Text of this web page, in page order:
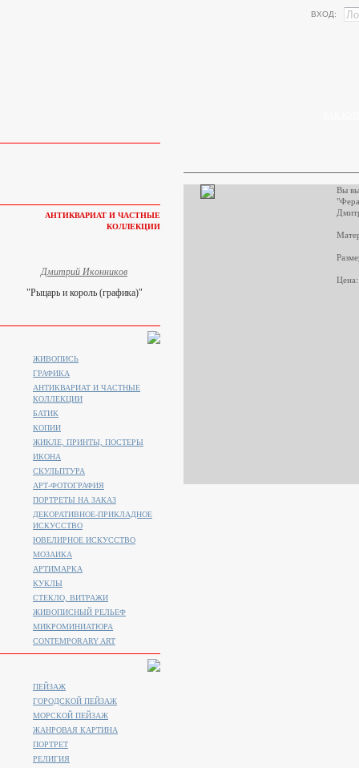
ВХОД:
Вы
АНТИКВАРИАТ И ЧАСТНЫЕ
КОЛЛЕКЦИИ
Дмитрий Иконников
"Рыцарь и король (графика)"
ЖИВОПИСЬ
ГРАФИКА
АНТИКВАРИАТ И ЧАСТНЫЕ
КОЛЛЕКЦИИ
БАТИК
КОПИИ
ЖИКЛЕ, ПРИНТЫ, ПОСТЕРЫ
ИКОНА
СКУЛЬПТУРА
АРТ-ФОТОГРАФИЯ
ПОРТРЕТЫ НА ЗАКАЗ
ДЕКОРАТИВНОЕ-ПРИКЛАДНОЕ
ИСКУССТВО
ЮВЕЛИРНОЕ ИСКУССТВО
МОЗАИКА
АРТИМАРКА
КУКЛЫ
СТЕКЛО, ВИТРАЖИ
ЖИВОПИСНЫЙ РЕЛЬЕФ
МИКРОМИНИАТЮРА
CONTEMPORARY ART
ПЕЙЗАЖ
ГОРОДСКОЙ ПЕЙЗАЖ
МОРСКОЙ ПЕЙЗАЖ
ЖАНРОВАЯ КАРТИНА
ПОРТРЕТ
РЕЛИГИЯ